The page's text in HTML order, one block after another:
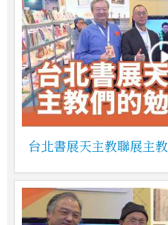
台北書展天主教聯展主